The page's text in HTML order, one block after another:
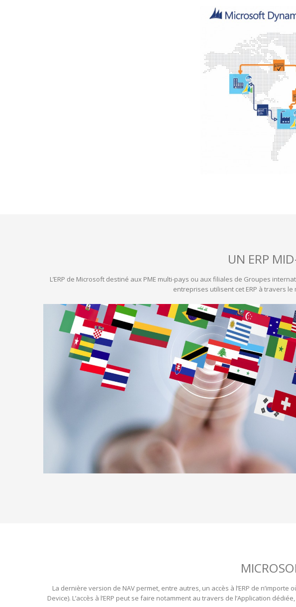
UN ERP
L’ERP de Microsoft destiné aux PME multi-pays ou aux filiales de Groupes
entreprises utilisent cet ERP à travers
La dernière version de NAV permet, entre autres, un accès à l’ERP de
Device). L’accès à l’ERP peut se faire notamment au travers de l’Application